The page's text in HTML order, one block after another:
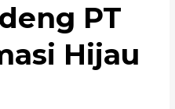
PT
Hijau